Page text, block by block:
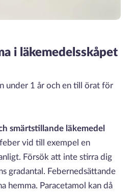
i läkemedelsskåpet
under 1 år och en till örat för
smärtstillande läkemedel
vid till exempel en
Försök att inte stirra dig
gradantal. Febernedsättande
hemma. Paracetamol kan då